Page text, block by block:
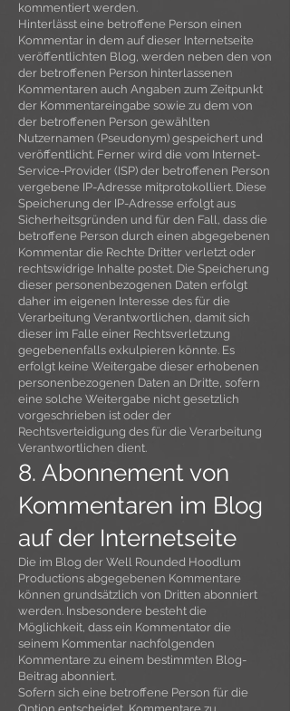
kommentiert werden.
Hinterlässt eine betroffene Person einen
Kommentar in dem auf dieser Internetseite
veröffentlichten Blog, werden neben den von
der betroffenen Person hinterlassenen
Kommentaren auch Angaben zum Zeitpunkt
der Kommentareingabe sowie zu dem von
der betroffenen Person gewählten
Nutzernamen (Pseudonym) gespeichert und
veröffentlicht. Ferner wird die vom Internet-
Service-Provider (ISP) der betroffenen Person
vergebene IP-Adresse mitprotokolliert. Diese
Speicherung der IP-Adresse erfolgt aus
Sicherheitsgründen und für den Fall, dass die
betroffene Person durch einen abgegebenen
Kommentar die Rechte Dritter verletzt oder
rechtswidrige Inhalte postet. Die Speicherung
dieser personenbezogenen Daten erfolgt
daher im eigenen Interesse des für die
Verarbeitung Verantwortlichen, damit sich
dieser im Falle einer Rechtsverletzung
gegebenenfalls exkulpieren könnte. Es
erfolgt keine Weitergabe dieser erhobenen
personenbezogenen Daten an Dritte, sofern
eine solche Weitergabe nicht gesetzlich
vorgeschrieben ist oder der
Rechtsverteidigung des für die Verarbeitung
Verantwortlichen dient.
8. Abonnement von
Kommentaren im Blog
auf der Internetseite
Die im Blog der Well Rounded Hoodlum
Productions abgegebenen Kommentare
können grundsätzlich von Dritten abonniert
werden. Insbesondere besteht die
Möglichkeit, dass ein Kommentator die
seinem Kommentar nachfolgenden
Kommentare zu einem bestimmten Blog-
Beitrag abonniert.
Sofern sich eine betroffene Person für die